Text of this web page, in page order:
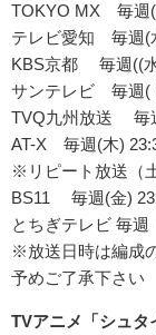
TOKYO MX 毎週(
テレビ愛知 毎週(
KBS京都 毎週((
サンテレビ 毎週(
TVQ九州放送 毎
AT-X 毎週(木)
※リピート放送（
BS11 毎週(金)
とちぎテレビ 毎
※放送日時は編成
予めご了承下さい
TVアニメ「シュタ